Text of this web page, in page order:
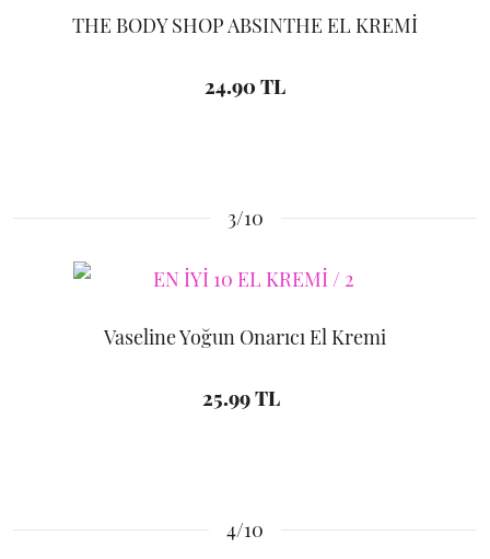
THE BODY SHOP ABSINTHE EL KREMİ
24.90 TL
3/10
Vaseline Yoğun Onarıcı El Kremi
25.99 TL
4/10